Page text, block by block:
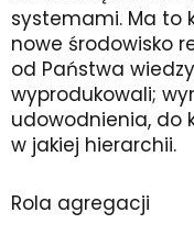
systemami. Ma to
nowe środowisko
od Państwa
wyprodukowali;
udowodnienia, do
w jakiej hierarchii.
Rola agregacji